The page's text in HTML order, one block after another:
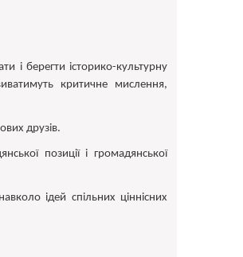
і берегти історико-культурну
критичне мислення,
друзів.
позиції і громадянської
ідей спільних ціннісних